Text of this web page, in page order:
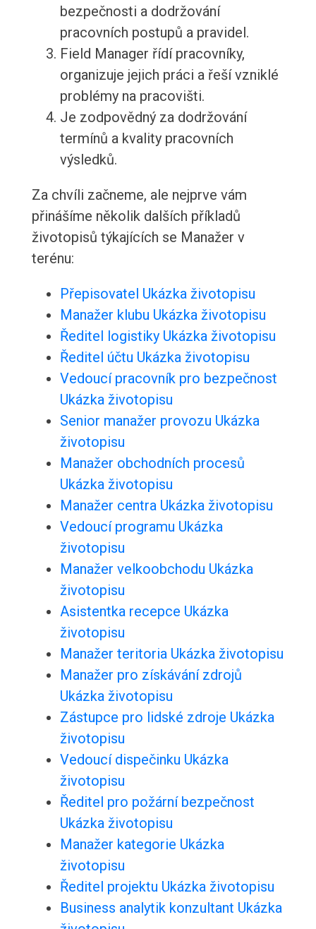
bezpečnosti a dodržování
pracovních postupů a pravidel.
Field Manager řídí pracovníky,
organizuje jejich práci a řeší vzniklé
problémy na pracovišti.
Je zodpovědný za dodržování
termínů a kvality pracovních
výsledků.
Za chvíli začneme, ale nejprve vám
přinášíme několik dalších příkladů
životopisů týkajících se Manažer v
terénu:
Přepisovatel Ukázka životopisu
Manažer klubu Ukázka životopisu
Ředitel logistiky Ukázka životopisu
Ředitel účtu Ukázka životopisu
Vedoucí pracovník pro bezpečnost
Ukázka životopisu
Senior manažer provozu Ukázka
životopisu
Manažer obchodních procesů
Ukázka životopisu
Manažer centra Ukázka životopisu
Vedoucí programu Ukázka
životopisu
Manažer velkoobchodu Ukázka
životopisu
Asistentka recepce Ukázka
životopisu
Manažer teritoria Ukázka životopisu
Manažer pro získávání zdrojů
Ukázka životopisu
Zástupce pro lidské zdroje Ukázka
životopisu
Vedoucí dispečinku Ukázka
životopisu
Ředitel pro požární bezpečnost
Ukázka životopisu
Manažer kategorie Ukázka
životopisu
Ředitel projektu Ukázka životopisu
Business analytik konzultant Ukázka